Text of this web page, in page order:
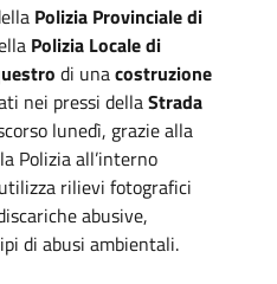
Polizia Provinciale di
Polizia Locale di
di unacostruzione
nei pressi dellaStrada
lunedì, grazie alla
Polizia all’interno
rilievi fotografici
abusive,
di abusi ambientali.